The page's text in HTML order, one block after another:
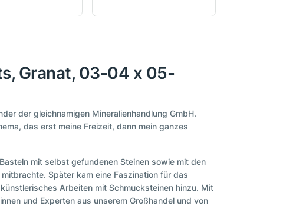
Granat, 03-04 x 05-
der gleichnamigen Mineralienhandlung GmbH.
das erst meine Freizeit, dann mein ganzes
mit selbst gefundenen Steinen sowie mit den
Später kam eine Faszination für das
Arbeiten mit Schmucksteinen hinzu. Mit
und Experten aus unserem Großhandel und von